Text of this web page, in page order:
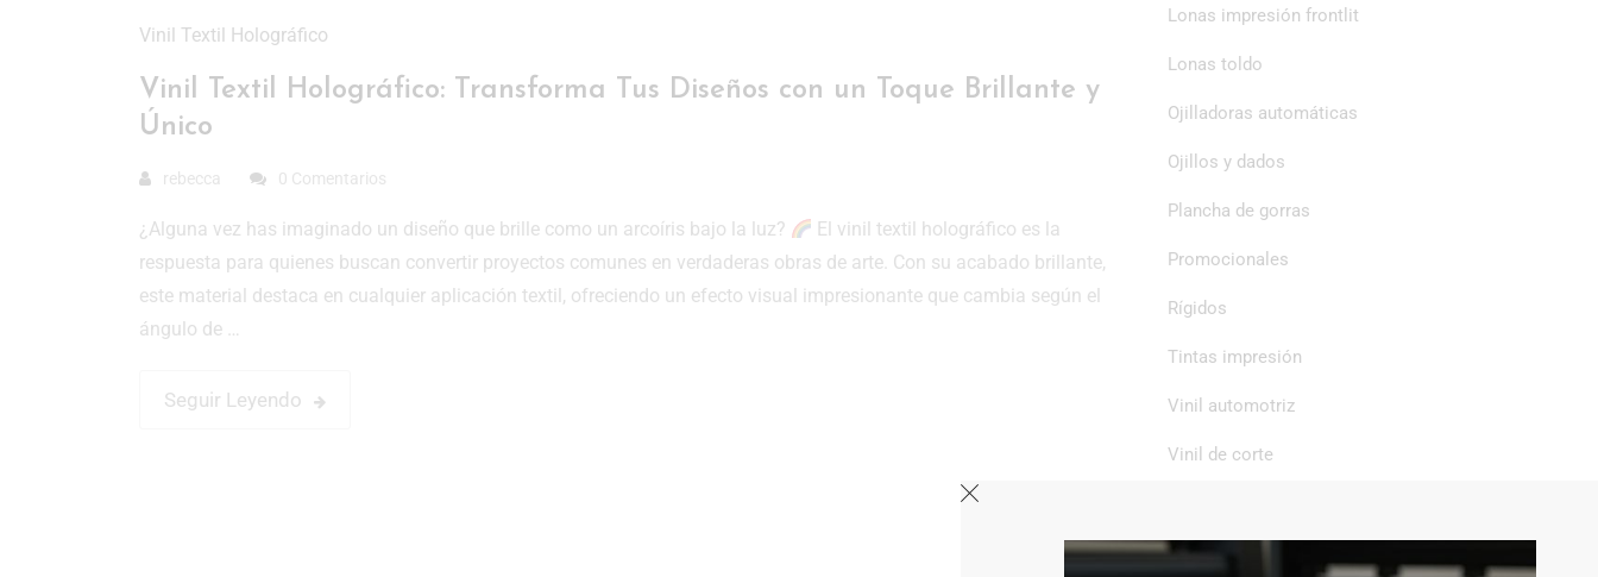
Vinil Textil Holográfico
Vinil Textil Holográfico: Transforma Tus Diseños con un Toque Brillante y
Único
rebecca 0 Comentarios
¿Alguna vez has imaginado un diseño que brille como un arcoíris bajo la luz?
El vinil textil holográfico es la
respuesta para quienes buscan convertir proyectos comunes en verdaderas obras de arte. Con su acabado brillante,
este material destaca en cualquier aplicación textil, ofreciendo un efecto visual impresionante que cambia según el
ángulo de …
Seguir Leyendo
Lonas impresión frontlit
Lonas toldo
Ojilladoras automáticas
Ojillos y dados
Plancha de gorras
Promocionales
Rígidos
Tintas impresión
Vinil automotriz
Vinil de corte
Vinil textil